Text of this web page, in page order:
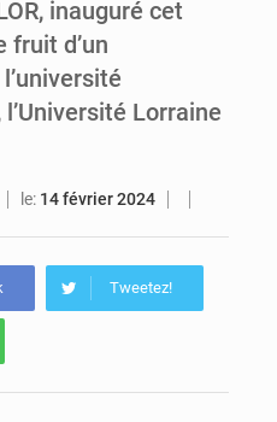
inauguré cet
fruit d’un
l’Université Lorraine
le: 14 février 2024
Tweetez!